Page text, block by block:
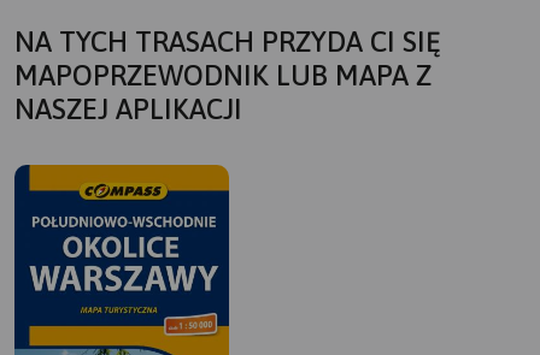
NA TYCH TRASACH PRZYDA CI SIĘ
MAPOPRZEWODNIK LUB MAPA Z
NASZEJ APLIKACJI